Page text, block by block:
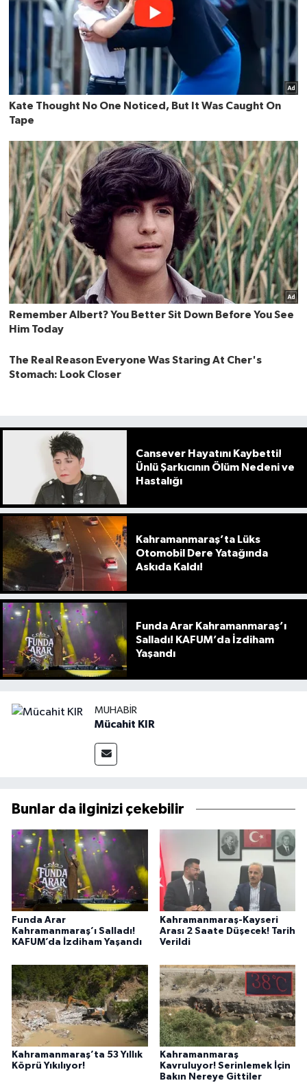
Cansever Hayatını Kaybetti!
Ünlü Şarkıcının Ölüm Nedeni ve
Hastalığı
Kahramanmaraş’ta Lüks
Otomobil Dere Yatağında
Askıda Kaldı!
Funda Arar Kahramanmaraş’ı
Salladı! KAFUM’da İzdiham
Yaşandı
MUHABIR
Mücahit KIR
Bunlar da ilginizi çekebilir
Funda Arar
Kahramanmaraş’ı Salladı!
KAFUM’da İzdiham Yaşandı
Kahramanmaraş-Kayseri
Arası 2 Saate Düşecek! Tarih
Verildi
Kahramanmaraş’ta 53 Yıllık
Köprü Yıkılıyor!
Kahramanmaraş
Kavruluyor! Serinlemek İçin
Bakın Nereye Gittiler